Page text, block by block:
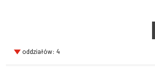
oddziałów: 4